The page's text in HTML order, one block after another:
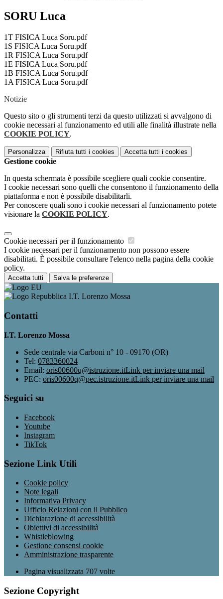
SORU Luca
1T FISICA Luca Soru.pdf
1S FISICA Luca Soru.pdf
1R FISICA Luca Soru.pdf
1E FISICA Luca Soru.pdf
1B FISICA Luca Soru.pdf
1A FISICA Luca Soru.pdf
Notizie
Questo sito o gli strumenti terzi da questo utilizzati si avvalgono di
cookie necessari al funzionamento ed utili alle finalità illustrate nella
COOKIE POLICY.
Personalizza Rifiuta tutti i cookies Accetta tutti i cookies
Gestione cookie
In questa schermata è possibile scegliere quali cookie consentire.
I cookie necessari sono quelli che consentono il funzionamento della
piattaforma e non è possibile disabilitarli.
Per conoscere quali sono i cookie necessari al funzionamento potete
visionare la COOKIE POLICY.
Cookie necessari per il funzionamento
I cookie necessari per il funzionamento non possono essere
disabilitati. È possibile consultare l'elenco nella pagina della cookie
policy.
Accetta tutti Salva le preferenze
I.T. Lorenzo Mossa
Contatti
I.T. Lorenzo Mossa
Sede centrale via Carboni n° 10 - 09170 (OR)
Tel: 0783360024
Email: oris00600q@istruzione.itLink per inviare una mail
PEC: oris00600q@pec.istruzione.itLink per inviare una mail
Seguici su
Facebook
Youtube
Instagram
TikTok
Sezione Link Utili
Cookie policy
Note legali
Informativa Privacy
Ufficio Relazioni con il Pubblico
Dichiarazione di accessibilità
Obiettivi di accessibilità
Whistleblowing
Gestione consensi cookie
Amministrazione trasparente
Pagina visualizzata 707 volte
Sezione Copyright